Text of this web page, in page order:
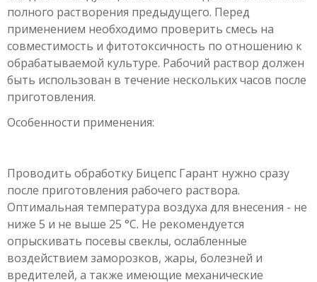
полного растворения предыдущего. Перед
применением необходимо проверить смесь на
совместимость и фитотоксичность по отношению к
обрабатываемой культуре. Рабочий раствор должен
быть использован в течение нескольких часов после
приготовления.
Особенности применения:
Проводить обработку Бицепс Гарант нужно сразу
после приготовления рабочего раствора.
Оптимальная температура воздуха для внесения - не
ниже 5 и не выше 25 °С. Не рекомендуется
опрыскивать посевы свеклы, ослабленные
воздействием заморозков, жары, болезней и
вредителей, а также имеющие механические